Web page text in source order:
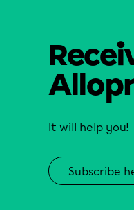
It will help you!
Subscribe